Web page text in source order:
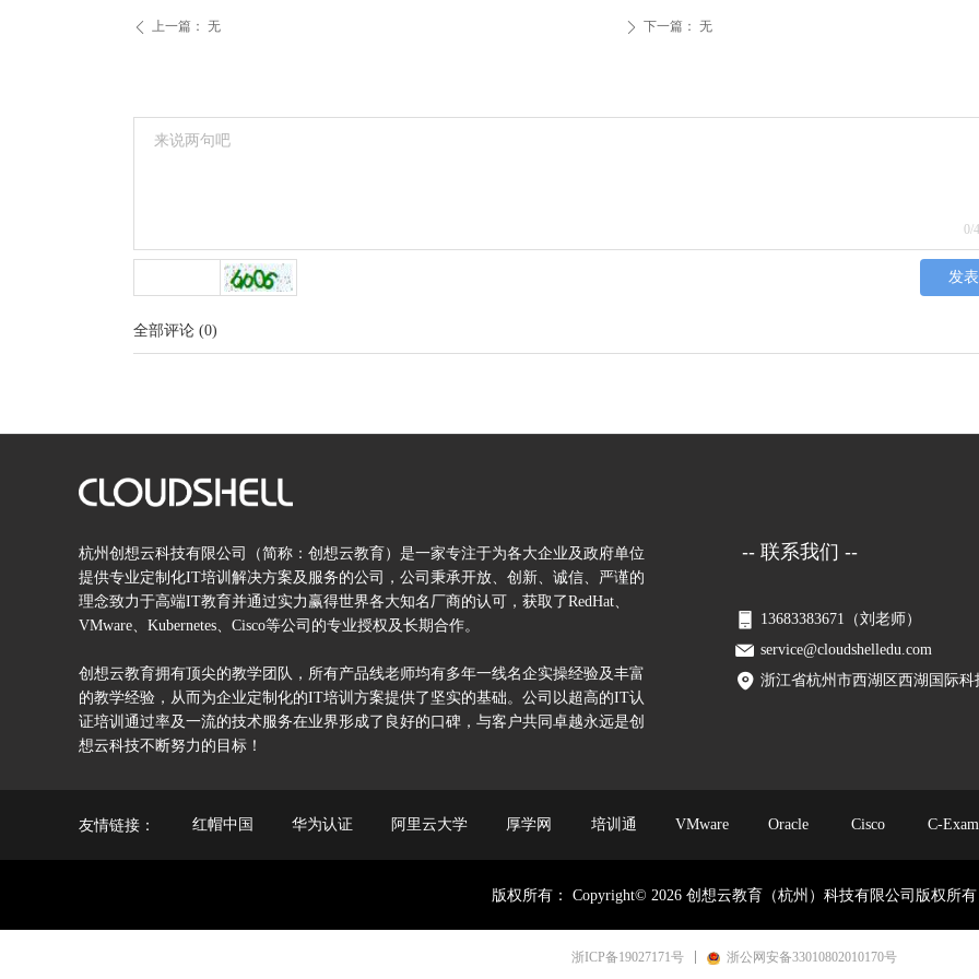
ꄴ 上一篇： 无 ꄲ 下一篇： 无
0/
发表
全部评论 (0)
友情链接： Cisco
Oracle
VMware
培训通
厚学网
红帽中国 阿里云大学
华为认证 C-Exam
-- 联系我们 --
13683383671（刘老师）
service@cloudshelledu.com
浙江省杭州市西湖区西湖国际科
杭州创想云科技有限公司（简称：创想云教育）是一家专注于为各大企业及政府单位
提供专业定制化IT培训解决方案及服务的公司，公司秉承开放、创新、诚信、严谨的
理念致力于高端IT教育并通过实力赢得世界各大知名厂商的认可，获取了RedHat、
VMware、Kubernetes、Cisco等公司的专业授权及长期合作。
创想云教育拥有顶尖的教学团队，所有产品线老师均有多年一线名企实操经验及丰富
的教学经验，从而为企业定制化的IT培训方案提供了坚实的基础。公司以超高的IT认
证培训通过率及一流的技术服务在业界形成了良好的口碑，与客户共同卓越永远是创
想云科技不断努力的目标！
版权所有： Copyright© 2026 创想云教育（杭州）科技有限公司版权所有
浙ICP备19027171号 浙公网安备33010802010170号